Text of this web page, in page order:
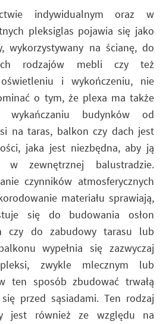
indywidualnym oraz w
pleksiglas pojawia się jako
wykorzystywany na ścianę, do
rodzajów mebli czy też
i wykończeniu, nie
o tym, że plexa ma także
wykańczaniu budynków od
na taras, balkon czy dach jest
jaka jest niezbędna, aby ją
w zewnętrznej balustradzie.
czynników atmosferycznych
materiału sprawiają,
się do budowania osłon
czy do zabudowy tarasu lub
wypełnia się zazwyczaj
pleksi, zwykle mlecznym lub
ten sposób zbudować trwałą
przed sąsiadami. Ten rodzaj
jest również ze względu na